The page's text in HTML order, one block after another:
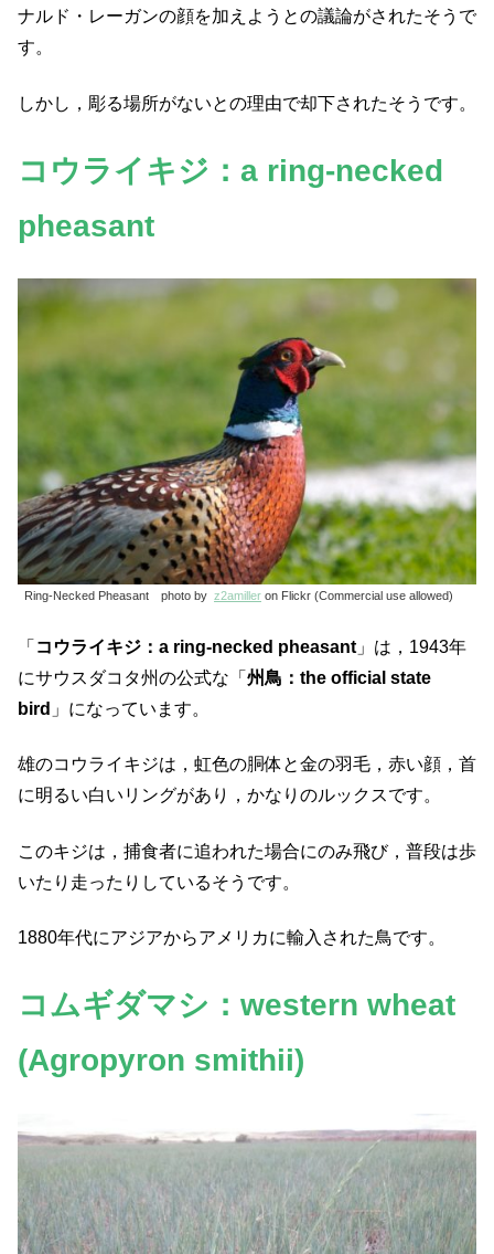
ナルド・レーガンの顔を加えようとの議論がされたそうで
す。
しかし，彫る場所がないとの理由で却下されたそうです。
コウライキジ：a ring-necked
pheasant
Ring-Necked Pheasant photo by z2amiller on Flickr (Commercial use allowed)
「 コウライキジ：a ring-necked pheasant 」は，1943年
にサウスダコタ州の公式な「 州鳥：the official state
bird 」になっています。
雄のコウライキジは，虹色の胴体と金の羽毛，赤い顔，首
に明るい白いリングがあり，かなりのルックスです。
このキジは，捕食者に追われた場合にのみ飛び，普段は歩
いたり走ったりしているそうです。
1880年代にアジアからアメリカに輸入された鳥です。
コムギダマシ：western wheat
(Agropyron smithii)